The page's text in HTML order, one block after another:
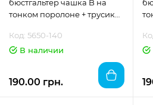
бюстгальтер чашка B на
тонком поролоне + трусики
Код: 5650-140
В наличии
190.00 грн.